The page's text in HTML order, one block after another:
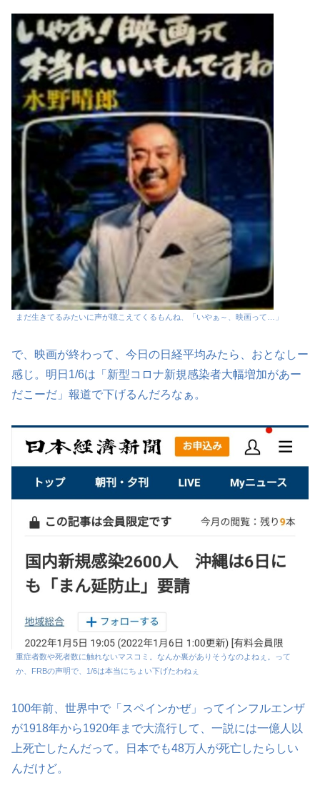
まだ生きてるみたいに声が聴こえてくるもんね、「いやぁ～、映画って…」
で、映画が終わって、今日の日経平均みたら、おとなしー
感じ。明日1/6は「新型コロナ新規感染者大幅増加があー
だこーだ」報道で下げるんだろなぁ。
重症者数や死者数に触れないマスコミ。なんか裏がありそうなのよねぇ。って
か、FRBの声明で、1/6は本当にちょい下げたわねぇ
100年前、世界中で「スペインかぜ」ってインフルエンザ
が1918年から1920年まで大流行して、一説には一億人以
上死亡したんだって。日本でも48万人が死亡したらしい
んだけど。